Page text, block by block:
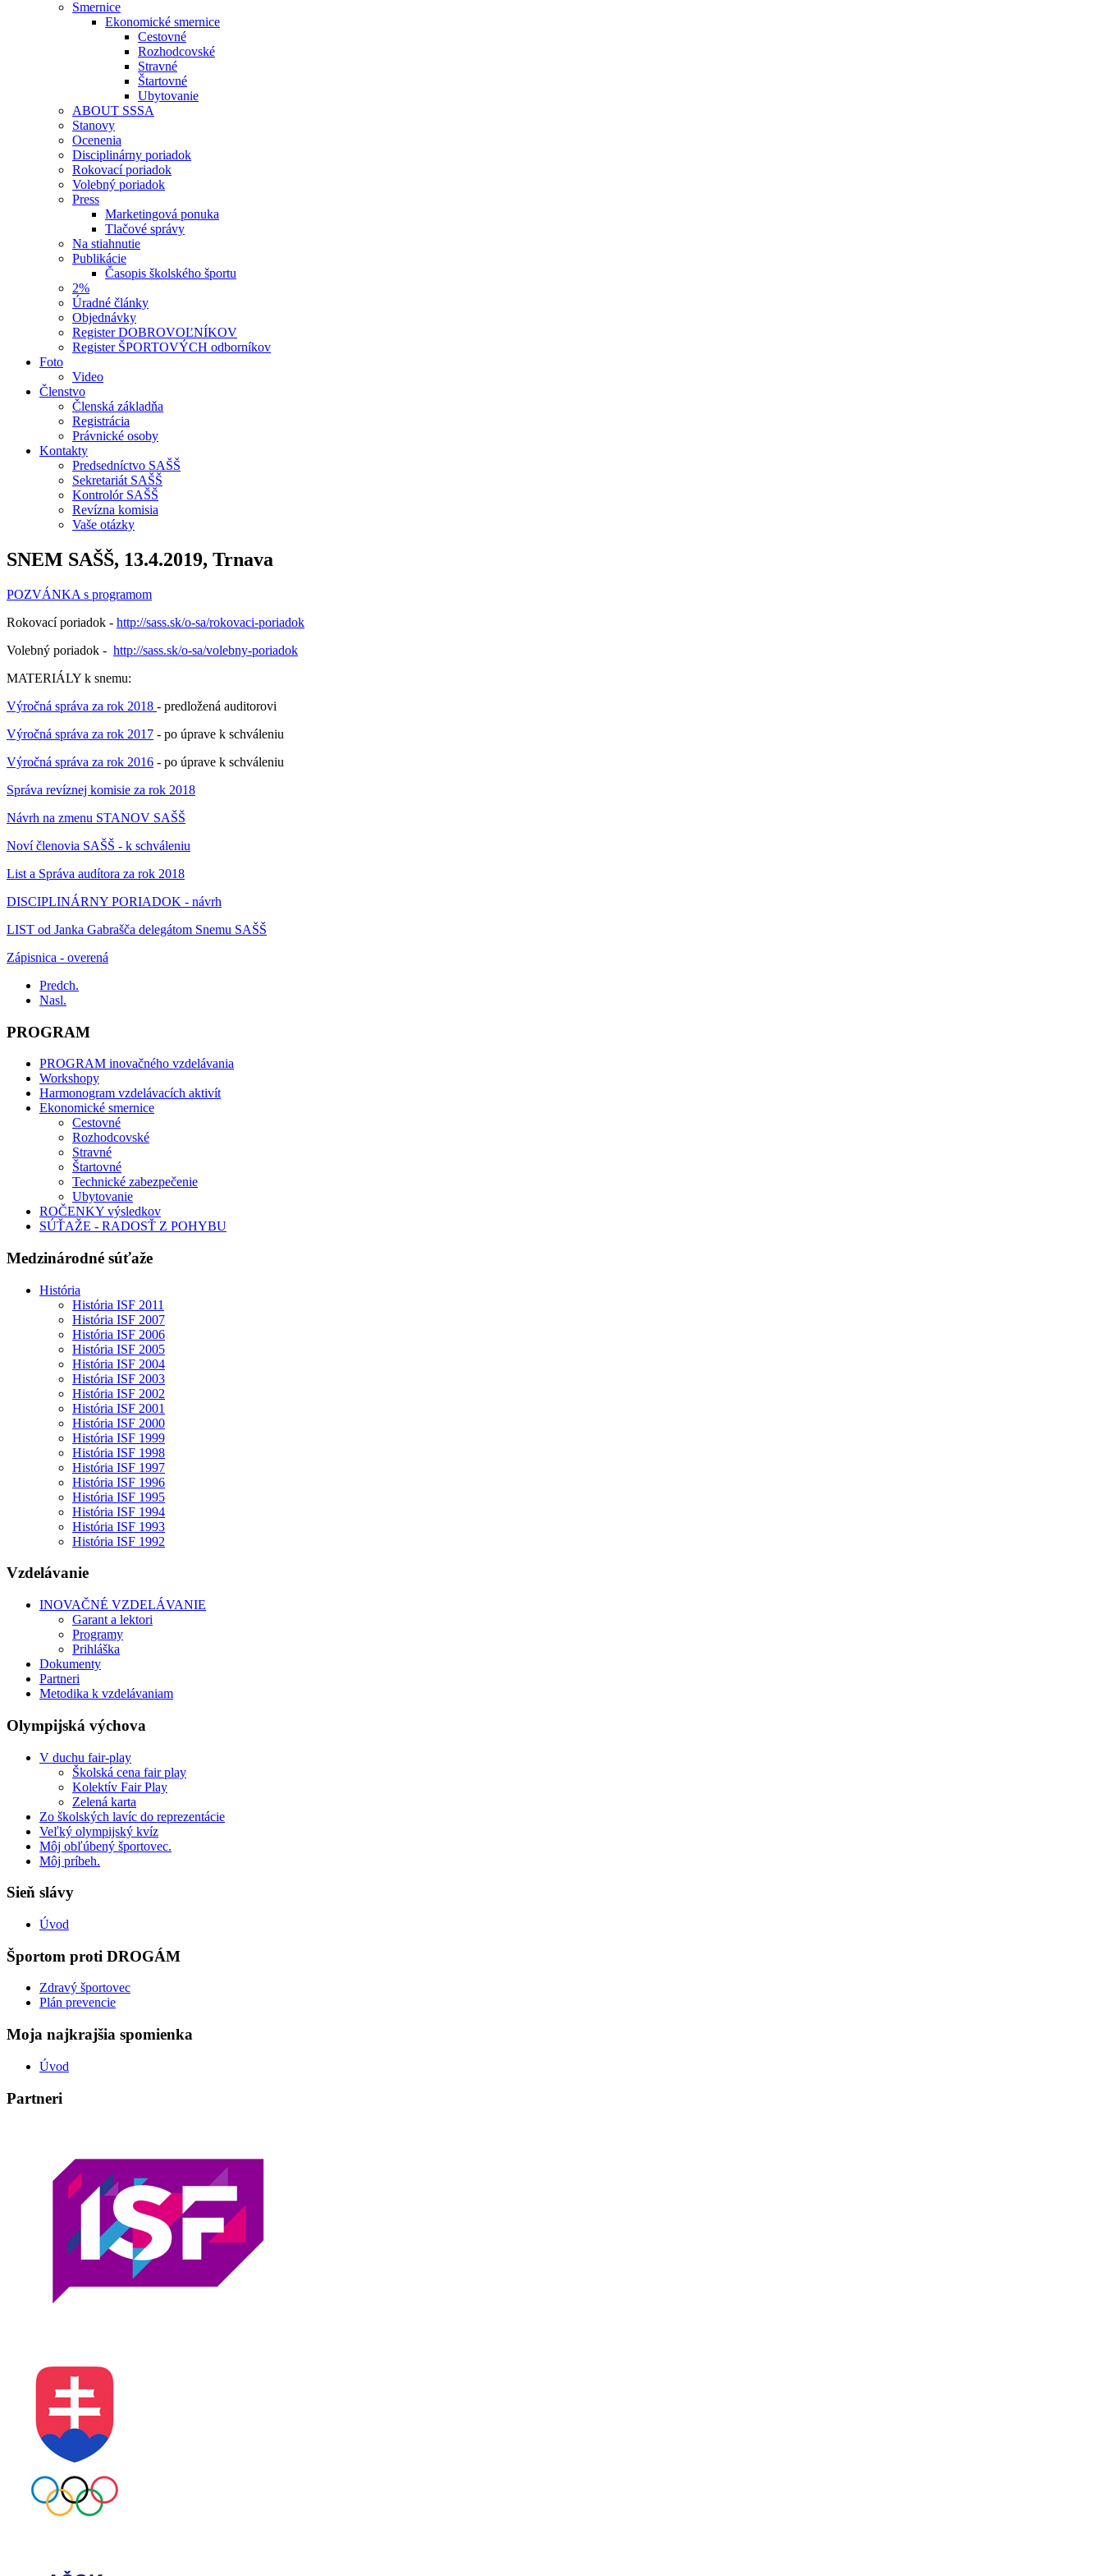
Smernice
Ekonomické smernice
Cestovné
Rozhodcovské
Stravné
Štartovné
Ubytovanie
ABOUT SSSA
Stanovy
Ocenenia
Disciplinárny poriadok
Rokovací poriadok
Volebný poriadok
Press
Marketingová ponuka
Tlačové správy
Na stiahnutie
Publikácie
Časopis školského športu
2%
Úradné články
Objednávky
Register DOBROVOĽNÍKOV
Register ŠPORTOVÝCH odborníkov
Foto
Video
Členstvo
Členská základňa
Registrácia
Právnické osoby
Kontakty
Predsedníctvo SAŠŠ
Sekretariát SAŠŠ
Kontrolór SAŠŠ
Revízna komisia
Vaše otázky
SNEM SAŠŠ, 13.4.2019, Trnava
POZVÁNKA s programom
Rokovací poriadok - http://sass.sk/o-sa/rokovaci-poriadok
Volebný poriadok - http://sass.sk/o-sa/volebny-poriadok
MATERIÁLY k snemu:
Výročná správa za rok 2018 - predložená auditorovi
Výročná správa za rok 2017 - po úprave k schváleniu
Výročná správa za rok 2016 - po úprave k schváleniu
Správa revíznej komisie za rok 2018
Návrh na zmenu STANOV SAŠŠ
Noví členovia SAŠŠ - k schváleniu
List a Správa audítora za rok 2018
DISCIPLINÁRNY PORIADOK - návrh
LIST od Janka Gabrašča delegátom Snemu SAŠŠ
Zápisnica - overená
Predch.
Nasl.
PROGRAM
PROGRAM inovačného vzdelávania
Workshopy
Harmonogram vzdelávacích aktivít
Ekonomické smernice
Cestovné
Rozhodcovské
Stravné
Štartovné
Technické zabezpečenie
Ubytovanie
ROČENKY výsledkov
SÚŤAŽE - RADOSŤ Z POHYBU
Medzinárodné súťaže
História
História ISF 2011
História ISF 2007
História ISF 2006
História ISF 2005
História ISF 2004
História ISF 2003
História ISF 2002
História ISF 2001
História ISF 2000
História ISF 1999
História ISF 1998
História ISF 1997
História ISF 1996
História ISF 1995
História ISF 1994
História ISF 1993
História ISF 1992
Vzdelávanie
INOVAČNÉ VZDELÁVANIE
Garant a lektori
Programy
Prihláška
Dokumenty
Partneri
Metodika k vzdelávaniam
Olympijská výchova
V duchu fair-play
Školská cena fair play
Kolektív Fair Play
Zelená karta
Zo školských lavíc do reprezentácie
Veľký olympijský kvíz
Môj obľúbený športovec.
Môj príbeh.
Sieň slávy
Úvod
Športom proti DROGÁM
Zdravý športovec
Plán prevencie
Moja najkrajšia spomienka
Úvod
Partneri